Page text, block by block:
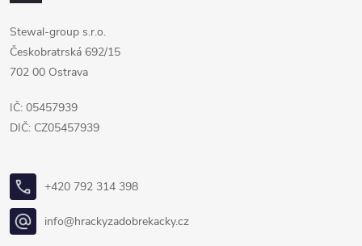
Stewal-group s.r.o.
Českobratrská 692/15
702 00 Ostrava
IČ: 05457939
DIČ: CZ05457939
+420 792 314 398
info@hrackyzadobrekacky.cz